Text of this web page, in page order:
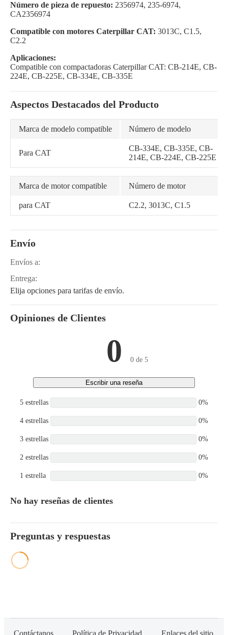
Número de pieza de repuesto: 2356974, 235-6974,
CA2356974
Compatible con motores Caterpillar CAT: 3013C, C1.5,
C2.2
Aplicaciones:
Compatible con compactadoras Caterpillar CAT: CB-214E, CB-
224E, CB-225E, CB-334E, CB-335E
Aspectos Destacados del Producto
Marca de modelo compatible Número de modelo
Para CAT
CB-334E, CB-335E, CB-
214E, CB-224E, CB-225E
Marca de motor compatible Número de motor
para CAT C2.2, 3013C, C1.5
Envío
Envíos a:
Entrega:
Elija opciones para tarifas de envío.
Opiniones de Clientes
0 0 de 5
Escribir una reseña
5 estrellas 0%
4 estrellas 0%
3 estrellas 0%
2 estrellas 0%
1 estrella 0%
No hay reseñas de clientes
Preguntas y respuestas
Contáctanos Política de Privacidad Enlaces del sitio